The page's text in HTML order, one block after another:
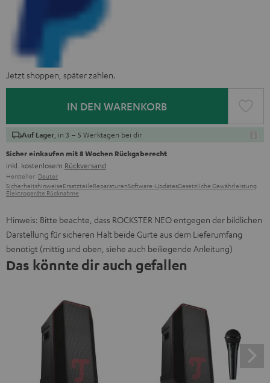
Jetzt shoppen, später zahlen.
IN DEN WARENKORB
Auf Lager , in 3 – 5 Werktagen bei dir
Sicher einkaufen mit 8 Wochen Rückgaberecht
inkl. kostenlosem Rückversand
Hersteller: Deuter
SicherheitshinweiseErsatzteileReparaturenSoftware-UpdatesGesetzliche Gewährleistung
Elektrogeräte Rücknahme
Hinweis: Bitte beachte, dass ROCKSTER NEO entgegen der bildlichen
Darstellung für sicheren Halt beide Gurte aus dem Lieferumfang
benötigt (mittig und oben, siehe auch beiliegende Anleitung)
Das könnte dir auch gefallen